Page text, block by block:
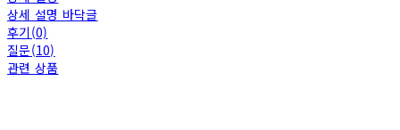
상세 설명 바닥글
후기(0)
질문(10)
관련 상품